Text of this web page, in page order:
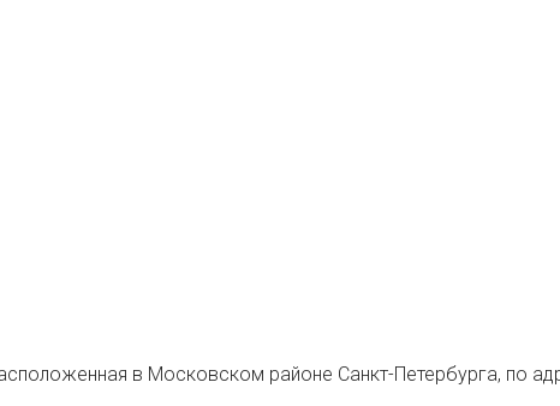
в Московском районе Санкт-Петербурга, по